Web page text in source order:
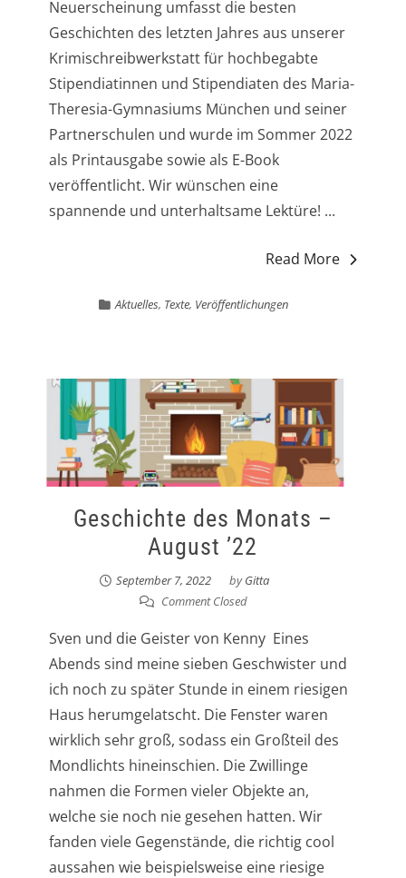
Neuerscheinung umfasst die besten
Geschichten des letzten Jahres aus unserer
Krimischreibwerkstatt für hochbegabte
Stipendiatinnen und Stipendiaten des Maria-
Theresia-Gymnasiums München und seiner
Partnerschulen und wurde im Sommer 2022
als Printausgabe sowie als E-Book
veröffentlicht. Wir wünschen eine
spannende und unterhaltsame Lektüre! ...
Read More
Aktuelles, Texte, Veröffentlichungen
Geschichte des Monats –
August ’22
September 7, 2022 byGitta
Comment Closed
Sven und die Geister von Kenny Eines
Abends sind meine sieben Geschwister und
ich noch zu später Stunde in einem riesigen
Haus herumgelatscht. Die Fenster waren
wirklich sehr groß, sodass ein Großteil des
Mondlichts hineinschien. Die Zwillinge
nahmen die Formen vieler Objekte an,
welche sie noch nie gesehen hatten. Wir
fanden viele Gegenstände, die richtig cool
aussahen wie beispielsweise eine riesige